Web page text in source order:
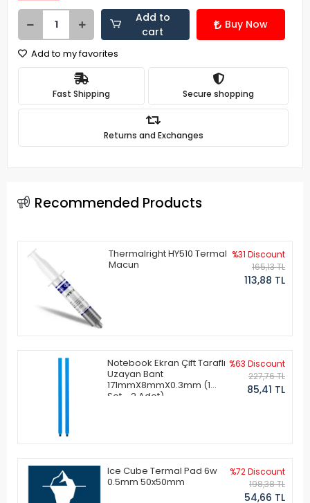
Add to
cart
Buy Now
Add to my favorites
Fast Shipping Secure shopping
Returns and Exchanges
Recommended Products
Thermalright HY510 Termal
Macun
%31 Discount
165,13 TL
113,88 TL
Notebook Ekran Çift Taraflı
Uzayan Bant
171mmX8mmX0.3mm (1
Set - 2 Adet)
%63 Discount
227,76 TL
85,41 TL
Ice Cube Termal Pad 6w
0.5mm 50x50mm
%72 Discount
198,38 TL
54,66 TL